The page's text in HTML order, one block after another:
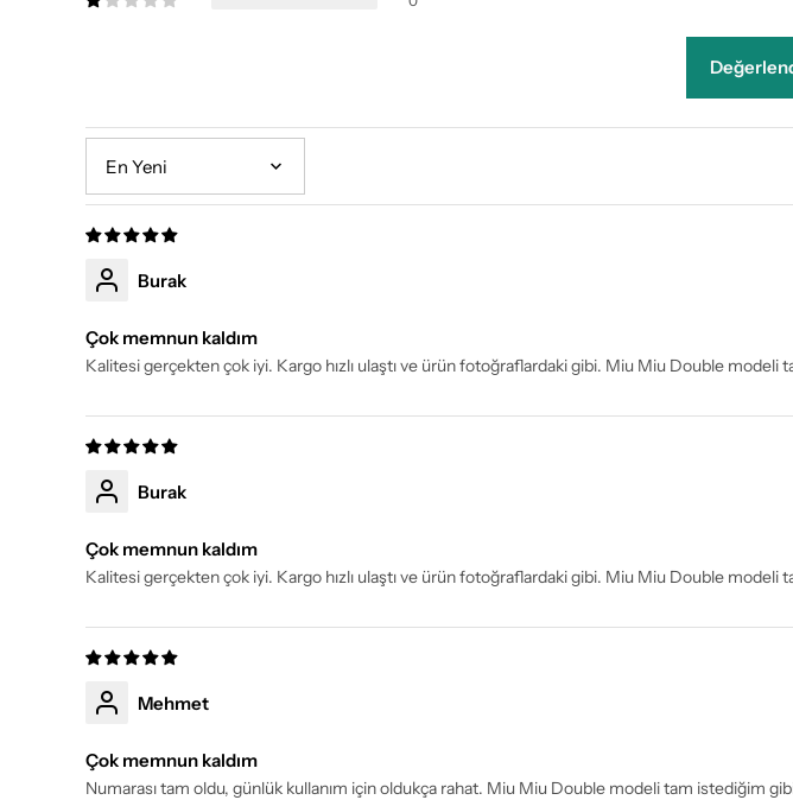
Sort by
Burak
Çok memnun kaldım
Kalitesi gerçekten çok iyi. Kargo hızlı ulaştı ve ürün fotoğraflardaki gibi. Miu Miu Double modeli
Burak
Çok memnun kaldım
Kalitesi gerçekten çok iyi. Kargo hızlı ulaştı ve ürün fotoğraflardaki gibi. Miu Miu Double modeli
Mehmet
Çok memnun kaldım
Numarası tam oldu, günlük kullanım için oldukça rahat. Miu Miu Double modeli tam istediğim